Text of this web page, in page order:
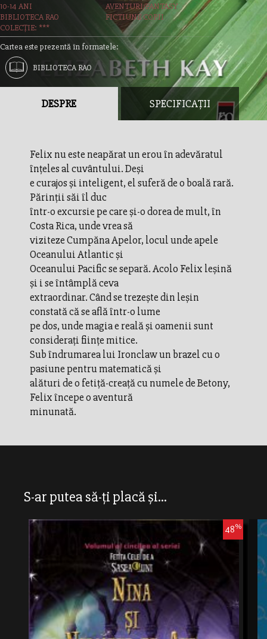
10-14 ANI
AVENTURI/FANTASY
BIBLIOTECA RAO
FICTIUNE COPII
COLECȚIE: ***
Cartea este prezentă în formatele:
BIBLIOTECA RAO
DESPRE SPECIFICAȚII
Felix nu este neapărat un erou în adevăratul
înţeles al cuvântului. Deşi
e curajos şi inteligent, el suferă de o boală rară.
Părinţii săi îl duc
într-o excursie pe care şi-o dorea de mult, în
Costa Rica, unde vrea să
viziteze Cumpăna Apelor, locul unde apele
Oceanului Atlantic şi
Oceanului Pacific se separă. Acolo Felix leşină
şi i se întâmplă ceva
extraordinar. Când se trezeşte din leşin
constată că se află într-o lume
pe dos, unde magia e reală şi oamenii sunt
consideraţi fiinţe mitice.
Sub îndrumarea lui Ironclaw un brazel cu o
pasiune pentru matematică şi
alături de o fetiţă-creaţă cu numele de Betony,
Felix începe o aventură
minunată.
S-ar putea să-ți placă și...
48%